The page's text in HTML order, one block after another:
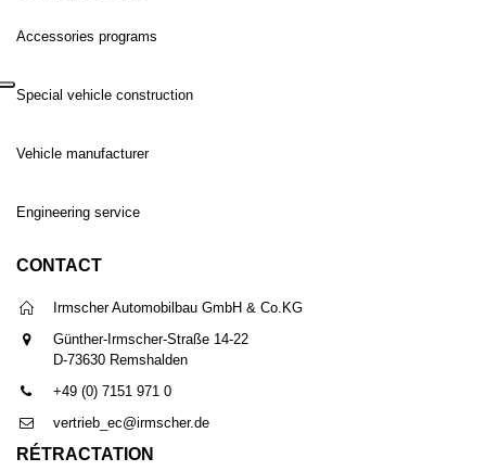
Accessories programs
Special vehicle construction
Vehicle manufacturer
Engineering service
CONTACT
Irmscher Automobilbau GmbH & Co.KG
Günther-Irmscher-Straße 14-22
D-73630 Remshalden
+49 (0) 7151 971 0
vertrieb_ec@irmscher.de
RÉTRACTATION